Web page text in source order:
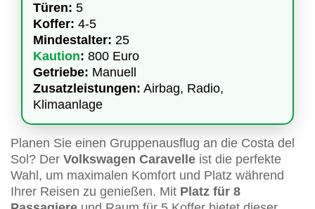
Türen: 5
Koffer: 4-5
Mindestalter: 25
Kaution: 800 Euro
Getriebe: Manuell
Zusatzleistungen: Airbag, Radio,
Klimaanlage
Planen Sie einen Gruppenausflug an die Costa del
Sol? Der Volkswagen Caravelle ist die perfekte
Wahl, um maximalen Komfort und Platz während
Ihrer Reisen zu genießen. Mit Platz für 8